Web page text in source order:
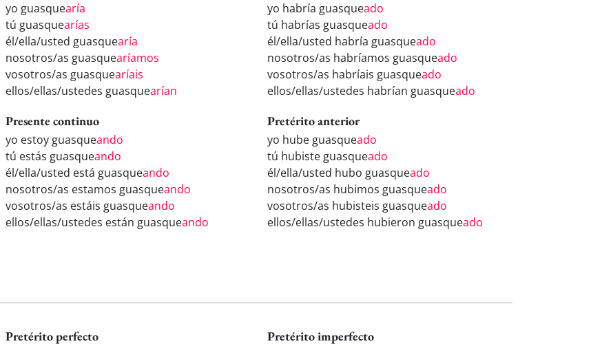
yo guasquearía
tú guasquearías
él/ella/usted guasquearía
nosotros/as guasquearíamos
vosotros/as guasquearíais
ellos/ellas/ustedes guasquearían
yo habría guasqueado
tú habrías guasqueado
él/ella/usted habría guasqueado
nosotros/as habríamos guasqueado
vosotros/as habríais guasqueado
ellos/ellas/ustedes habrían guasqueado
Presente continuo
yo estoy guasqueando
tú estás guasqueando
él/ella/usted está guasqueando
nosotros/as estamos guasqueando
vosotros/as estáis guasqueando
ellos/ellas/ustedes están guasqueando
Pretérito anterior
yo hube guasqueado
tú hubiste guasqueado
él/ella/usted hubo guasqueado
nosotros/as hubimos guasqueado
vosotros/as hubisteis guasqueado
ellos/ellas/ustedes hubieron guasqueado
Pretérito perfecto Pretérito imperfecto